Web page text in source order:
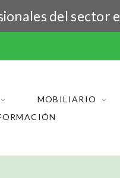
del sector
MOBILIARIO